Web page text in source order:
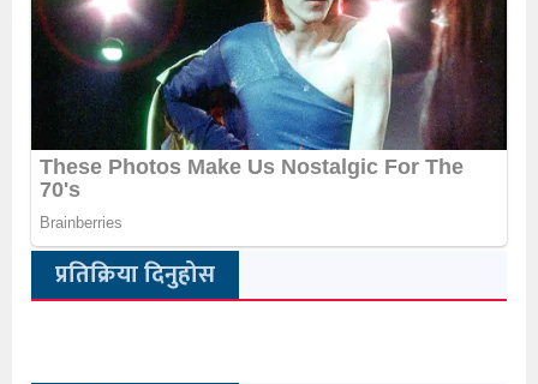
प्रतिक्रिया दिनुहोस